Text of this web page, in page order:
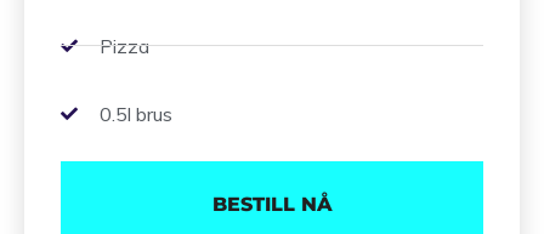
Pizza
0.5l brus
BESTILL NÅ